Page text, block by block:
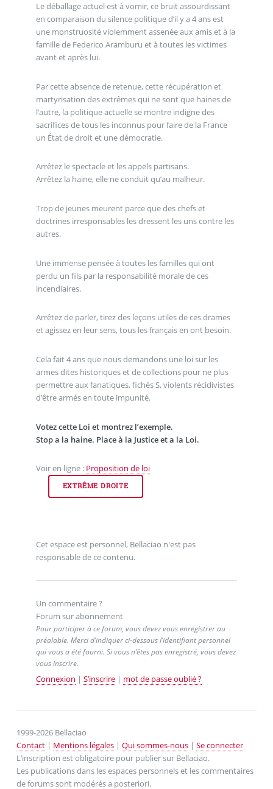
Le déballage actuel est à vomir, ce bruit assourdissant
en comparaison du silence politique d’il y a 4 ans est
une monstruosité violemment assenée aux amis et à la
famille de Federico Aramburu et à toutes les victimes
avant et après lui.
Par cette absence de retenue, cette récupération et
martyrisation des extrêmes qui ne sont que haines de
l’autre, la politique actuelle se montre indigne des
sacrifices de tous les inconnus pour faire de la France
un État de droit et une démocratie.
Arrêtez le spectacle et les appels partisans.
Arrêtez la haine, elle ne conduit qu’au malheur.
Trop de jeunes meurent parce que des chefs et
doctrines irresponsables les dressent les uns contre les
autres.
Une immense pensée à toutes les familles qui ont
perdu un fils par la responsabilité morale de ces
incendiaires.
Arrêtez de parler, tirez des leçons utiles de ces drames
et agissez en leur sens, tous les français en ont besoin.
Cela fait 4 ans que nous demandons une loi sur les
armes dites historiques et de collections pour ne plus
permettre aux fanatiques, fichés S, violents récidivistes
d’être armés en toute impunité.
Votez cette Loi et montrez l’exemple.
Stop a la haine. Place à la Justice et a la Loi.
Voir en ligne : Proposition de loi
EXTRÊME DROITE
Cet espace est personnel, Bellaciao n'est pas
responsable de ce contenu.
Un commentaire ?
Forum sur abonnement
Pour participer à ce forum, vous devez vous enregistrer au
préalable. Merci d’indiquer ci-dessous l’identifiant personnel
qui vous a été fourni. Si vous n’êtes pas enregistré, vous devez
vous inscrire.
Connexion | S’inscrire| mot de passe oublié ?
1999-2026 Bellaciao
Contact| Mentions légales| Qui sommes-nous| Se connecter
L’inscription est obligatoire pour publier sur Bellaciao.
Les publications dans les espaces personnels et les commentaires
de forums sont modérés a posteriori.